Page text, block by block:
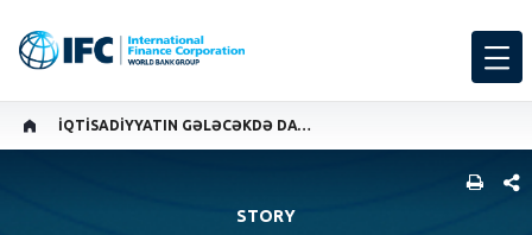
İQTISADIYYATIN GƏLƏCƏKDƏ DAYANIQLILIQ BACARIQLARINI ARTIRMAQ MƏQSƏDILƏ AZƏRBAYCAN RƏQƏMSAL ÖDƏNIŞLƏRIN TƏTBIQINI GENIŞLƏNDIRIR
STORY